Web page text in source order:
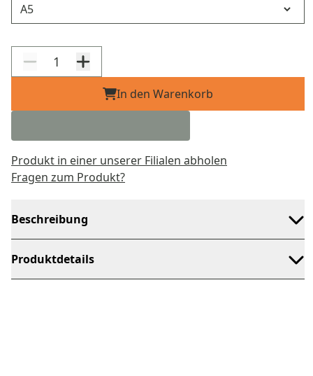
In den Warenkorb
Produkt in einer unserer Filialen abholen
Fragen zum Produkt?
Beschreibung
Produktdetails